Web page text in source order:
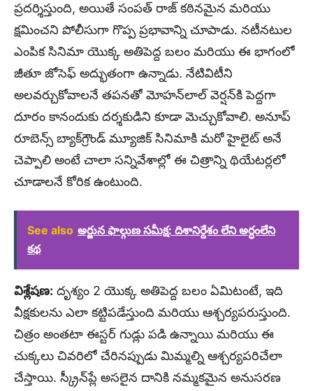
ప్రదర్శిస్తుంది, అయితే సంపత్ రాజ్ కఠినమైన మరియు
క్షమించని పోలీసుగా గొప్ప ప్రభావాన్ని చూపాడు. నటీనటుల
ఎంపిక సినిమా యొక్క అతిపెద్ద బలం మరియు ఈ భాగంలో
జీతూ జోసెఫ్ అద్భుతంగా ఉన్నాడు. నేటివిటీని
అలవర్చుకోవాలనే తపనతో మోహన్‌లాల్ వెర్షన్‌కి పెద్దగా
దూరం కానందుకు దర్శకుడిని కూడా మెచ్చుకోవాలి. అనూప్
రూబెన్స్ బ్యాక్‌గ్రౌండ్ మ్యూజిక్ సినిమాకి మరో హైలైట్ అనే
చెప్పాలి అంటే చాలా సన్నివేశాల్లో ఈ చిత్రాన్ని థియేటర్లలో
చూడాలనే కోరిక ఉంటుంది.
See also అర్జున ఫాల్గుణ సమీక్ష: దిశానిర్దేశం లేని అర్ధంలేని
కథ
విశ్లేషణ: దృశ్యం 2 యొక్క అతిపెద్ద బలం ఏమిటంటే, ఇది
వీక్షకులను ఎలా కట్టిపడేస్తుంది మరియు ఆశ్చర్యపరుస్తుంది.
చిత్రం అంతటా ఈస్టర్ గుడ్లు పడి ఉన్నాయి మరియు ఈ
చుక్కలు చివరిలో చేరినప్పుడు మిమ్మల్ని ఆశ్చర్యపరిచేలా
చేస్తాయి. స్క్రీన్‌ప్లే అసలైన దానికి నమ్మకమైన అనుసరణ